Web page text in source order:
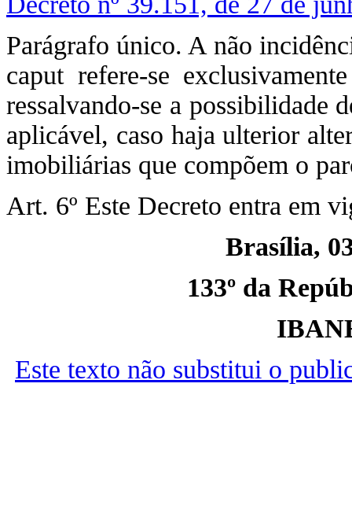
Parágrafo único. A não
caput refere-se
ressalvando-se a possibilidade
aplicável, caso haja ulterior
imobiliárias que compõem o
Art. 6º Este Decreto entra em
Brasília,
133º da
Este texto não substitui o